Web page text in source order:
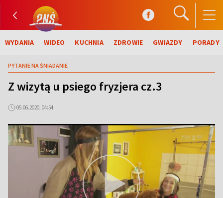
WYDANIA WIDEO KUCHNIA ZDROWIE GWIAZDY PORADY
PYTANIE NA ŚNIADANIE
Z wizytą u psiego fryzjera cz.3
05.06.2020, 04:54